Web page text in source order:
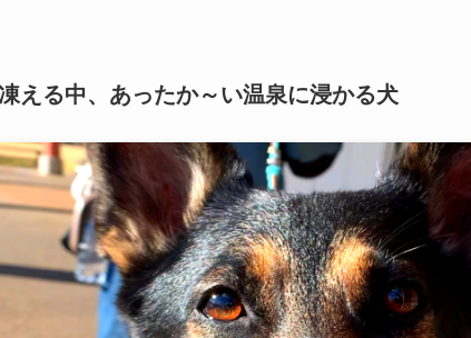
える中、あったか～い温泉に浸かる犬